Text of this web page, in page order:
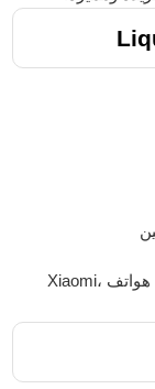
الثيم مجاني بالكامل ويمكن استخدامه على جميع هواتف Xiaomi،